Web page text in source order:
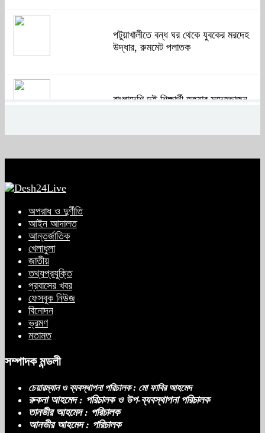
পটুয়াখালীতে বন্ধ ঘর থেকে যুবকের মরদেহ
উদ্ধার, রুমমেট পলাতক
বাংলাদেশি দুই শিক্ষার্থী হত্যার সন্দেহভাজন
যুক্তরাষ্ট্রের নতুন নীতি
অপরাধ ও দুর্ণীতি
আইন আদালত
আন্তর্জাতিক
খেলাধুলা
জাতীয়
তথ্যপ্রযুক্তি
প্রবাসের খবর
ফেসবুক নিউজ
বিনোদন
ভ্রমণ
মতামত
সম্পাদক মন্ডলী
চেয়ারম্যান ও ব্যবস্থাপনা পরিচালক : মো ফাবির আহমেদ
রুকনা আহমেদ : পরিচালক ও উপ-ব্যবস্থাপনা পরিচালক
তানভীর আহমেদ : পরিচালক
আনভীর আহমেদ : পরিচালক